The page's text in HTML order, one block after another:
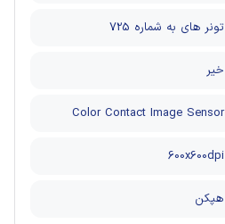
تونر های به شماره 725
خیر
Color Contact Image Sensor
600x600dpi
هپکن